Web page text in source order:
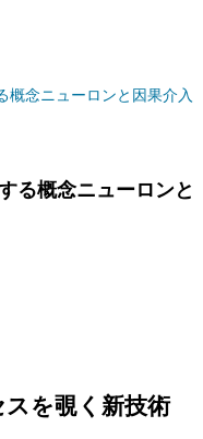
概念ニューロンと因果介入
る概念ニューロンと
を覗く新技術